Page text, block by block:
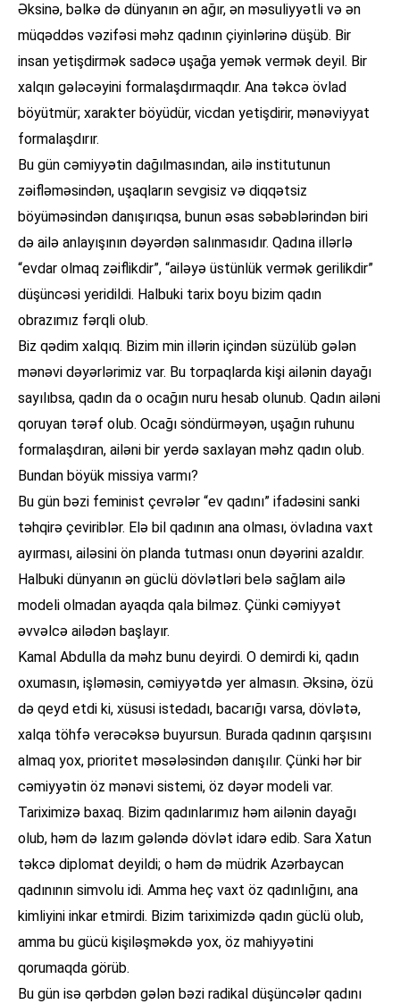
Əksinə, bəlkə də dünyanın ən ağır, ən məsuliyyətli və ən
müqəddəs vəzifəsi məhz qadının çiyinlərinə düşüb. Bir
insan yetişdirmək sadəcə uşağa yemək vermək deyil. Bir
xalqın gələcəyini formalaşdırmaqdır. Ana təkcə övlad
böyütmür; xarakter böyüdür, vicdan yetişdirir, mənəviyyat
formalaşdırır.
Bu gün cəmiyyətin dağılmasından, ailə institutunun
zəifləməsindən, uşaqların sevgisiz və diqqətsiz
böyüməsindən danışırıqsa, bunun əsas səbəblərindən biri
də ailə anlayışının dəyərdən salınmasıdır. Qadına illərlə
“evdar olmaq zəiflikdir”, “ailəyə üstünlük vermək gerilikdir”
düşüncəsi yeridildi. Halbuki tarix boyu bizim qadın
obrazımız fərqli olub.
Biz qədim xalqıq. Bizim min illərin içindən süzülüb gələn
mənəvi dəyərlərimiz var. Bu torpaqlarda kişi ailənin dayağı
sayılıbsa, qadın da o ocağın nuru hesab olunub. Qadın ailəni
qoruyan tərəf olub. Ocağı söndürməyən, uşağın ruhunu
formalaşdıran, ailəni bir yerdə saxlayan məhz qadın olub.
Bundan böyük missiya varmı?
Bu gün bəzi feminist çevrələr “ev qadını” ifadəsini sanki
təhqirə çeviriblər. Elə bil qadının ana olması, övladına vaxt
ayırması, ailəsini ön planda tutması onun dəyərini azaldır.
Halbuki dünyanın ən güclü dövlətləri belə sağlam ailə
modeli olmadan ayaqda qala bilməz. Çünki cəmiyyət
əvvəlcə ailədən başlayır.
Kamal Abdulla da məhz bunu deyirdi. O demirdi ki, qadın
oxumasın, işləməsin, cəmiyyətdə yer almasın. Əksinə, özü
də qeyd etdi ki, xüsusi istedadı, bacarığı varsa, dövlətə,
xalqa töhfə verəcəksə buyursun. Burada qadının qarşısını
almaq yox, prioritet məsələsindən danışılır. Çünki hər bir
cəmiyyətin öz mənəvi sistemi, öz dəyər modeli var.
Tariximizə baxaq. Bizim qadınlarımız həm ailənin dayağı
olub, həm də lazım gələndə dövlət idarə edib. Sara Xatun
təkcə diplomat deyildi; o həm də müdrik Azərbaycan
qadınının simvolu idi. Amma heç vaxt öz qadınlığını, ana
kimliyini inkar etmirdi. Bizim tariximizdə qadın güclü olub,
amma bu gücü kişiləşməkdə yox, öz mahiyyətini
qorumaqda görüb.
Bu gün isə qərbdən gələn bəzi radikal düşüncələr qadını